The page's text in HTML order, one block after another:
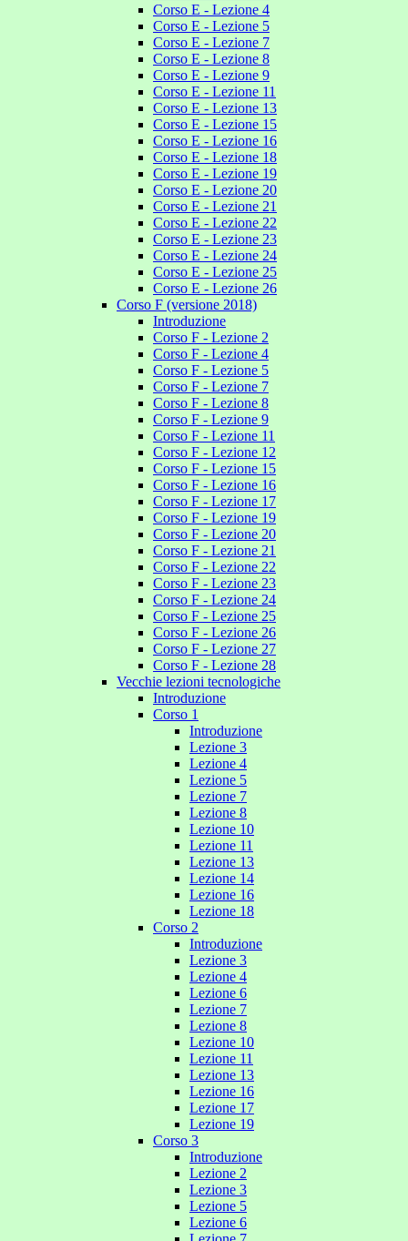
Corso E - Lezione 4
Corso E - Lezione 5
Corso E - Lezione 7
Corso E - Lezione 8
Corso E - Lezione 9
Corso E - Lezione 11
Corso E - Lezione 13
Corso E - Lezione 15
Corso E - Lezione 16
Corso E - Lezione 18
Corso E - Lezione 19
Corso E - Lezione 20
Corso E - Lezione 21
Corso E - Lezione 22
Corso E - Lezione 23
Corso E - Lezione 24
Corso E - Lezione 25
Corso E - Lezione 26
Corso F (versione 2018)
Introduzione
Corso F - Lezione 2
Corso F - Lezione 4
Corso F - Lezione 5
Corso F - Lezione 7
Corso F - Lezione 8
Corso F - Lezione 9
Corso F - Lezione 11
Corso F - Lezione 12
Corso F - Lezione 15
Corso F - Lezione 16
Corso F - Lezione 17
Corso F - Lezione 19
Corso F - Lezione 20
Corso F - Lezione 21
Corso F - Lezione 22
Corso F - Lezione 23
Corso F - Lezione 24
Corso F - Lezione 25
Corso F - Lezione 26
Corso F - Lezione 27
Corso F - Lezione 28
Vecchie lezioni tecnologiche
Introduzione
Corso 1
Introduzione
Lezione 3
Lezione 4
Lezione 5
Lezione 7
Lezione 8
Lezione 10
Lezione 11
Lezione 13
Lezione 14
Lezione 16
Lezione 18
Corso 2
Introduzione
Lezione 3
Lezione 4
Lezione 6
Lezione 7
Lezione 8
Lezione 10
Lezione 11
Lezione 13
Lezione 16
Lezione 17
Lezione 19
Corso 3
Introduzione
Lezione 2
Lezione 3
Lezione 5
Lezione 6